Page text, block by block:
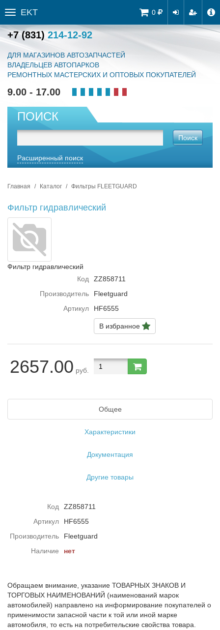
0
Toggle
sidebar
EKT
+7 (831) 214-12-92
ДЛЯ МАГАЗИНОВ АВТОЗАПЧАСТЕЙ
ВЛАДЕЛЬЦЕВ АВТОПАРКОВ
РЕМОНТНЫХ МАСТЕРСКИХ И ОПТОВЫХ ПОКУПАТЕЛЕЙ
9.00 - 17.00
ПОИСК
Поиск
Расширенный поиск
Главная Каталог Фильтры FLEETGUARD
Фильтр гидравлический
Фильтр гидравлический
Код
ZZ858711
Производитель
Fleetguard
Артикул
HF6555
В избранное
2657.00 руб.
Общее
Характеристики
Документация
Другие товары
Код
ZZ858711
Артикул
HF6555
Производитель
Fleetguard
Наличие
нет
Обращаем внимание, указание ТОВАРНЫХ ЗНАКОВ И
ТОРГОВЫХ НАИМЕНОВАНИЙ (наименований марок
автомобилей) направлено на информирование покупателей о
применимости запасной части к той или иной марке
автомобиля, то есть на потребительские свойства товара.